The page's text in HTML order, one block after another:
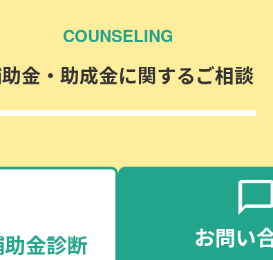
COUNSELING
金・助成金に関するご相談
金診断 お問い